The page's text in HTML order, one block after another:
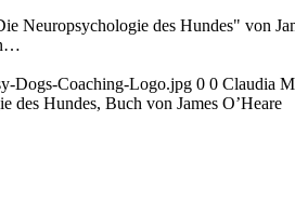
Neuropsychologie des Hundes" von
Dogs-Coaching-Logo.jpg 0 0 Claudia
des Hundes, Buch von James O’Heare